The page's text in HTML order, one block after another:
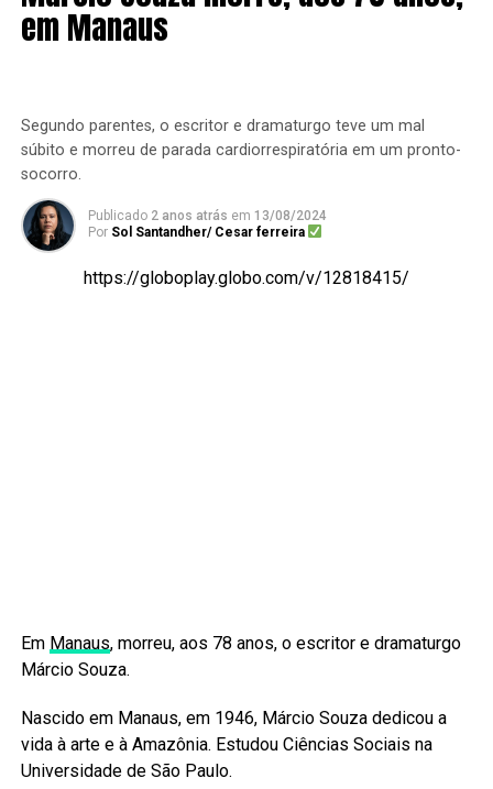
em Manaus
Segundo parentes, o escritor e dramaturgo teve um mal
súbito e morreu de parada cardiorrespiratória em um pronto-
socorro.
Publicado 2 anos atrás em 13/08/2024
Por Sol Santandher/ Cesar ferreira
https://globoplay.globo.com/v/12818415/
Em Manaus, morreu, aos 78 anos, o escritor e dramaturgo
Márcio Souza.
Nascido em Manaus, em 1946, Márcio Souza dedicou a
vida à arte e à Amazônia. Estudou Ciências Sociais na
Universidade de São Paulo.